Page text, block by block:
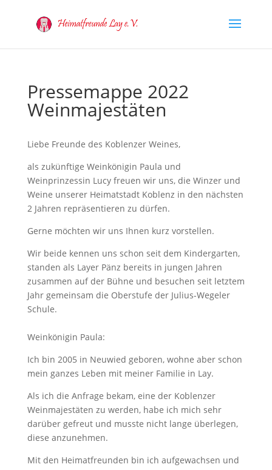
Pressemappe 2022
Weinmajestäten
Liebe Freunde des Koblenzer Weines,
als zukünftige Weinkönigin Paula und
Weinprinzessin Lucy freuen wir uns, die Winzer und
Weine unserer Heimatstadt Koblenz in den nächsten
2 Jahren repräsentieren zu dürfen.
Gerne möchten wir uns Ihnen kurz vorstellen.
Wir beide kennen uns schon seit dem Kindergarten,
standen als Layer Pänz bereits in jungen Jahren
zusammen auf der Bühne und besuchen seit letztem
Jahr gemeinsam die Oberstufe der Julius-Wegeler
Schule.
Weinkönigin Paula:
Ich bin 2005 in Neuwied geboren, wohne aber schon
mein ganzes Leben mit meiner Familie in Lay.
Als ich die Anfrage bekam, eine der Koblenzer
Weinmajestäten zu werden, habe ich mich sehr
darüber gefreut und musste nicht lange überlegen,
diese anzunehmen.
Mit den Heimatfreunden bin ich aufgewachsen und